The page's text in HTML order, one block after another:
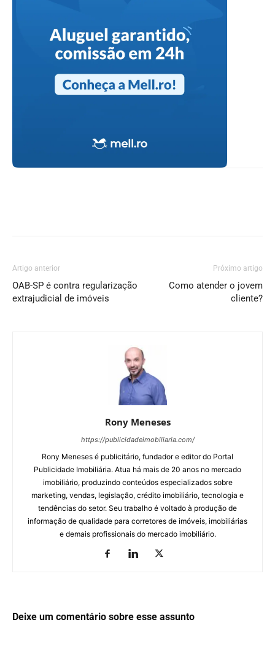
Artigo anterior
OAB-SP é contra regularização
extrajudicial de imóveis
Próximo artigo
Como atender o jovem
cliente?
Rony Meneses
https://publicidadeimobiliaria.com/
Rony Meneses é publicitário, fundador e editor do Portal
Publicidade Imobiliária. Atua há mais de 20 anos no mercado
imobiliário, produzindo conteúdos especializados sobre
marketing, vendas, legislação, crédito imobiliário, tecnologia e
tendências do setor. Seu trabalho é voltado à produção de
informação de qualidade para corretores de imóveis, imobiliárias
e demais profissionais do mercado imobiliário.
Deixe um comentário sobre esse assunto